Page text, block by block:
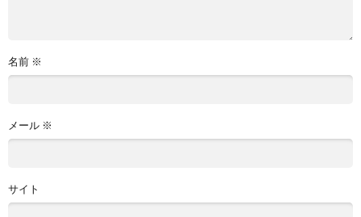
名前 ※
メール ※
サイト